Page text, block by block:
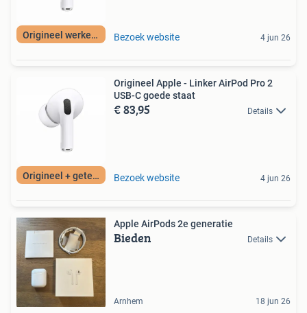
Origineel werkend Bezoek website 4 jun 26
Origineel + getest
Origineel Apple - Linker AirPod Pro 2
USB-C goede staat
€ 83,95 Details
Bezoek website 4 jun 26
Apple AirPods 2e generatie
Bieden Details
Arnhem 18 jun 26